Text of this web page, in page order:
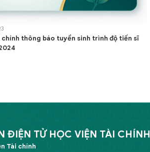
chính thông báo tuyển sinh trình độ tiến sĩ
ĐIỆN TỬ HỌC VIỆN TÀI CHÍNH
Tài chính